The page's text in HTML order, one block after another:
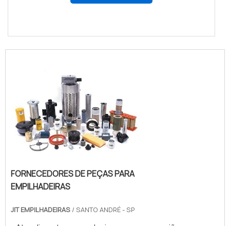
FORNECEDORES DE PEÇAS PARA
EMPILHADEIRAS
JIT EMPILHADEIRAS / SANTO ANDRÉ - SP